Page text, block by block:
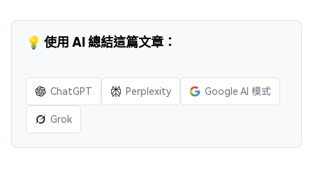
💡 使用 AI 總結這篇文章：
ChatGPT Perplexity Google AI 模式
Grok